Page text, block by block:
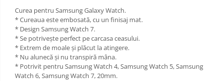
Curea pentru Samsung Galaxy Watch.
* Cureaua este embosată, cu un finisaj mat.
* Design Samsung Watch 7.
* Se potrivește perfect pe carcasa ceasului.
* Extrem de moale și plăcut la atingere.
* Nu alunecă și nu transpiră mâna.
* Potrivit pentru Samsung Watch 4, Samsung Watch 5, Samsung
Watch 6, Samsung Watch 7, 20mm.